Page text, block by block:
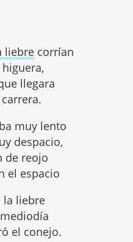
liebre corrían
llegara
muy lento
despacio,
de reojo
el espacio
la liebre
el conejo.